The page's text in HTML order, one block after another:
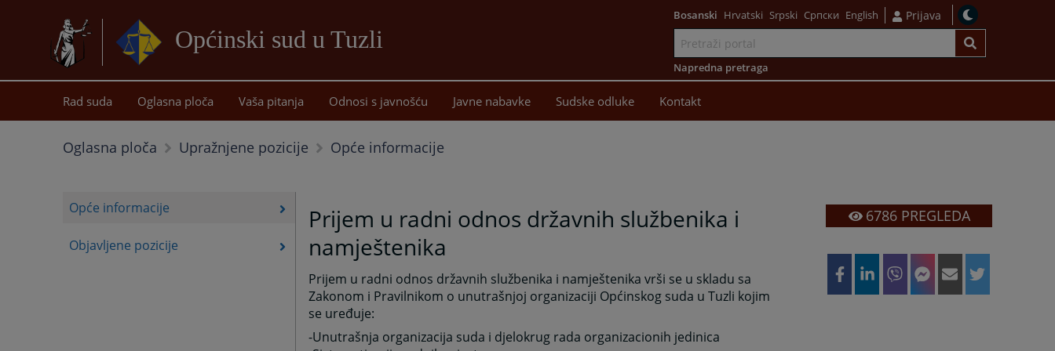
Općinski sud u Tuzli
sadržaj
Bosanski Hrvatski Srpski Српски English Prijava
Napredna pretraga
Rad suda Oglasna ploča Vaša pitanja Odnosi s javnošću Javne nabavke Sudske odluke Kontakt
Oglasna ploča Upražnjene pozicije Opće informacije
Opće informacije
Objavljene pozicije
Prijem u radni odnos državnih službenika i
namještenika
Prijem u radni odnos državnih službenika i namještenika vrši se u skladu sa
Zakonom i Pravilnikom o unutrašnjoj organizaciji Općinskog suda u Tuzli kojim
se uređuje:
-Unutrašnja organizacija suda i djelokrug rada organizacionih jedinica
6786PREGLEDA